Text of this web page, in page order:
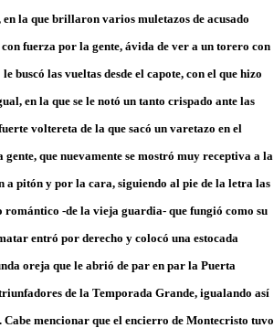
la que brillaron varios muletazos de acusado
fuerza por la gente, ávida de ver a un torero con
las vueltas desde el capote, con el que hizo
en la que se le notó un tanto crispado ante las
voltereta de la que sacó un varetazo en el
que nuevamente se mostró muy receptiva a la
pitón y por la cara, siguiendo al pie de la letra las
romántico -de la vieja guardia- que fungió como su
entró por derecho y colocó una estocada
oreja que le abrió de par en par la Puerta
de la Temporada Grande, igualando así
mencionar que el encierro de Montecristo tuvo